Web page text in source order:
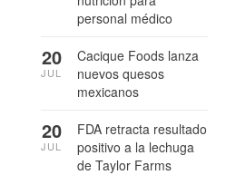
personal médico
Cacique Foods lanza
nuevos quesos
mexicanos
20
JUL
FDA retracta resultado
positivo a la lechuga
de Taylor Farms
20
JUL